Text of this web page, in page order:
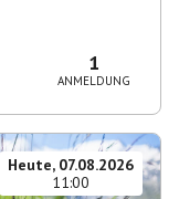
1
ANMELDUNG
Heute, 07.08.2026
11:00